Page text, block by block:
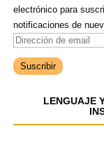
electrónico para
notificaciones de
D
r
LENGUAJE